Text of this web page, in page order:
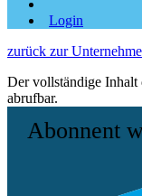
Login
zurück zur
Der vollständige Inhalt
abrufbar.
Abonnent